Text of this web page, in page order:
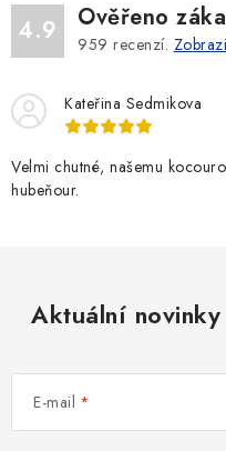
4.9 Ověřeno
959 recenzí.
Kateřina Sedmikova
Velmi chutné, našemu
hubeňour.
Aktuální
E-mail